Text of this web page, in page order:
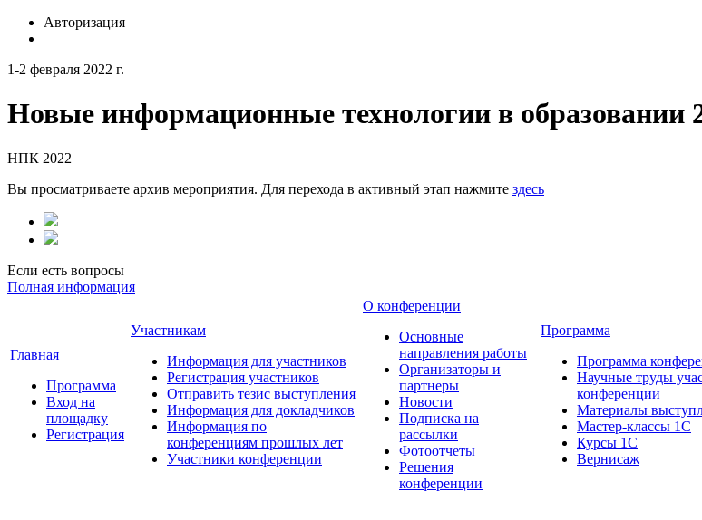
Авторизация
1-2 февраля 2022 г.
Новые информационные технологии в образовании
НПК 2022
Вы просматриваете архив мероприятия. Для перехода в активный этап нажмите здесь
Если есть вопросы
Полная информация
Главная
Программа
Вход на
площадку
Регистрация
Участникам
Информация для участников
Регистрация участников
Отправить тезис выступления
Информация для докладчиков
Информация по
конференциям прошлых лет
Участники конференции
О конференции
Основные
направления работы
Организаторы и
партнеры
Новости
Подписка на
рассылки
Фотоотчеты
Решения
конференции
Программа
Программа
Научные труды
конференции
Материалы
Мастер-классы 1С
Курсы 1С
Вернисаж